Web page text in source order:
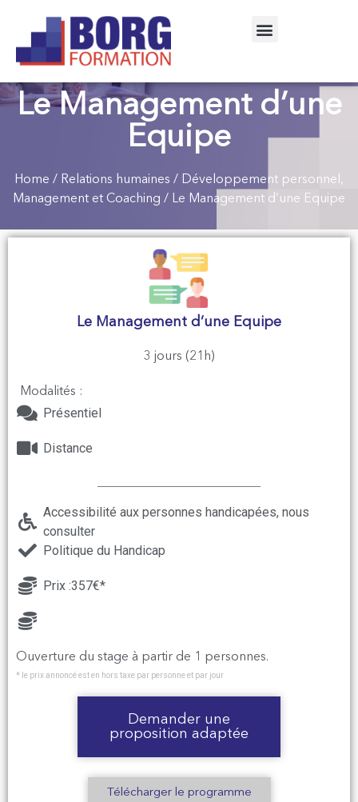
Le Management d’une
Equipe
Home / Relations humaines / Développement personnel,
Management et Coaching / Le Management d’une Equipe
Le Management d’une Equipe
3 jours (21h)
Modalités :
Présentiel
Distance
Accessibilité aux personnes handicapées, nous
consulter
Politique du Handicap
Prix :357€*
Ouverture du stage à partir de 1 personnes.
* le prix annoncé est en hors taxe par personne et par jour
Demander une
proposition adaptée
Télécharger le programme